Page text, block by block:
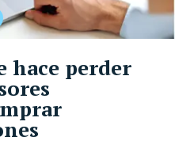
hace perder